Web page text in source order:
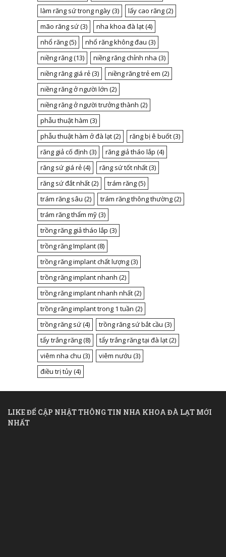
làm răng sứ trong ngày(3) lấy cao răng(2)
mão răng sứ(3) nha khoa đà lạt(4)
nhổ răng(5) nhổ răng không đau (3)
niềng răng(13) niềng răng chỉnh nha (3)
niềng răng giá rẻ(3) niềng răng trẻ em (2)
niềng răng ở người lớn (2)
niềng răng ở người trưởng thành (2)
phẫu thuật hàm (3)
phẫu thuật hàm ở đà lạt(2) răng bị ê buốt(3)
răng giả cố định (3) răng giả tháo lắp (4)
răng sứ giá rẻ(4) răng sứ tốt nhất(3)
răng sứ đắt nhất(2) trám răng(5)
trám răng sâu (2) trám răng thông thường(2)
trám răng thẩm mỹ(3)
trồng răng giả tháo lắp (3)
trồng răng Implant(8)
trồng răng implant chất lượng(3)
trồng răng implant nhanh (2)
trồng răng implant nhanh nhất(2)
trồng răng implant trong 1 tuần (2)
trồng răng sứ(4) trồng răng sứ bắt cầu (3)
tẩy trắng răng(8) tẩy trắng răng tại đà lạt(2)
viêm nha chu (3) viêm nướu (3)
điều trị tủy(4)
LIKE ĐỂ CẬP NHẬT THÔNG TIN NHA KHOA ĐÀ LẠT MỚI
NHẤT